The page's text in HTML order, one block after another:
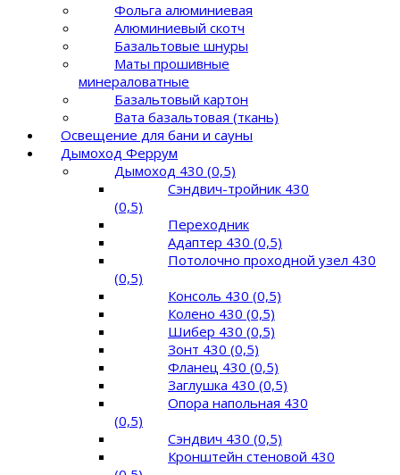
Фольга алюминиевая
Алюминиевый скотч
Базальтовые шнуры
Маты прошивные
минераловатные
Базальтовый картон
Вата базальтовая (ткань)
Освещение для бани и сауны
Дымоход Феррум
Дымоход 430 (0,5)
Сэндвич-тройник 430
(0,5)
Переходник
Адаптер 430 (0,5)
Потолочно проходной узел 430
(0,5)
Консоль 430 (0,5)
Колено 430 (0,5)
Шибер 430 (0,5)
Зонт 430 (0,5)
Фланец 430 (0,5)
Заглушка 430 (0,5)
Опора напольная 430
(0,5)
Сэндвич 430 (0,5)
Кронштейн стеновой 430